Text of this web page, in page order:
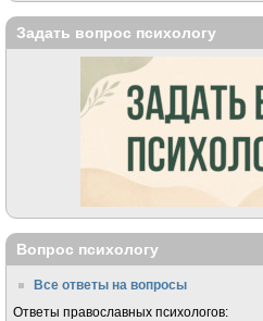
Задать вопрос психологу
Вопрос психологу
Все ответы на вопросы
Ответы православных психологов: